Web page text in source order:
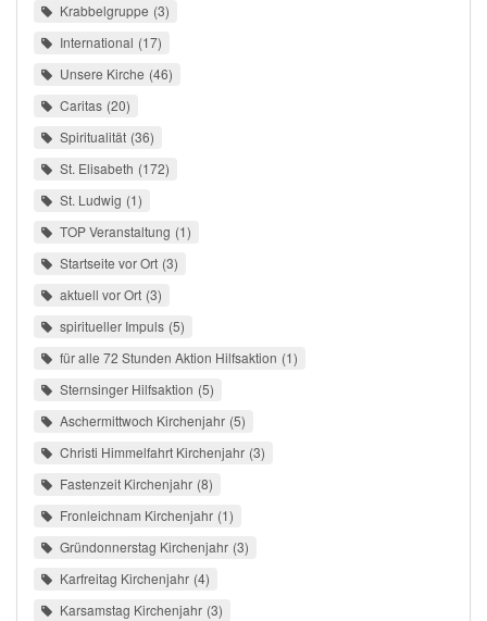
Krabbelgruppe 3
International 17
Unsere Kirche 46
Caritas 20
Spiritualität 36
St. Elisabeth 172
St. Ludwig 1
TOP Veranstaltung 1
Startseite vor Ort 3
aktuell vor Ort 3
spiritueller Impuls 5
für alle 72 Stunden Aktion Hilfsaktion 1
Sternsinger Hilfsaktion 5
Aschermittwoch Kirchenjahr 5
Christi Himmelfahrt Kirchenjahr 3
Fastenzeit Kirchenjahr 8
Fronleichnam Kirchenjahr 1
Gründonnerstag Kirchenjahr 3
Karfreitag Kirchenjahr 4
Karsamstag Kirchenjahr 3